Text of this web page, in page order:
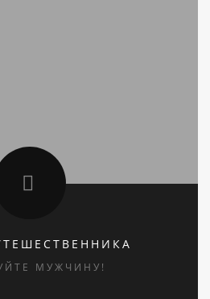
МУЖЧИНУ!